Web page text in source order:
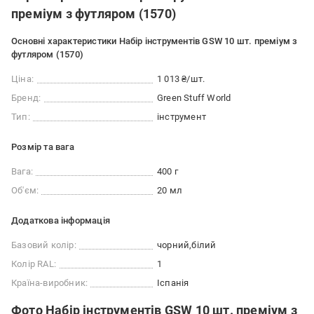
преміум з футляром (1570)
Основні характеристики Набір інструментів GSW 10 шт. преміум з
футляром (1570)
Ціна:
1 013 ₴/шт.
Бренд:
Green Stuff World
Тип:
інструмент
Розмір та вага
Вага:
400 г
Об'єм:
20 мл
Додаткова інформація
Базовий колір: чорний білий
Колір RAL:
1
Країна-виробник:
Іспанія
Фото Набір інструментів GSW 10 шт. преміум з